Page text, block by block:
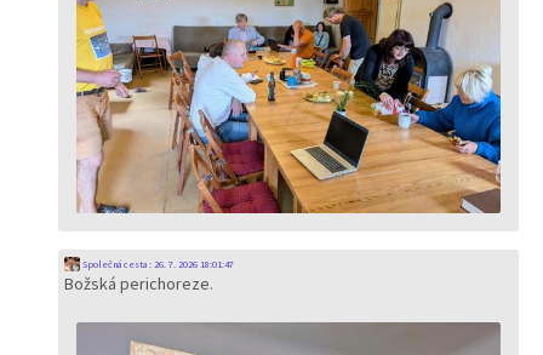
Společná cesta: 26. 7. 2026 18:01:47
Božská perichoreze.